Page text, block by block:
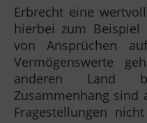
Erbrecht eine
hierbei zum Beispiel
von Ansprüchen
Vermögenswerte
anderen Land
Zusammenhang sind
Fragestellungen